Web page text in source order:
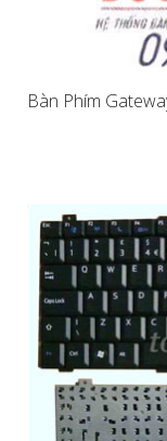
Bàn Phím